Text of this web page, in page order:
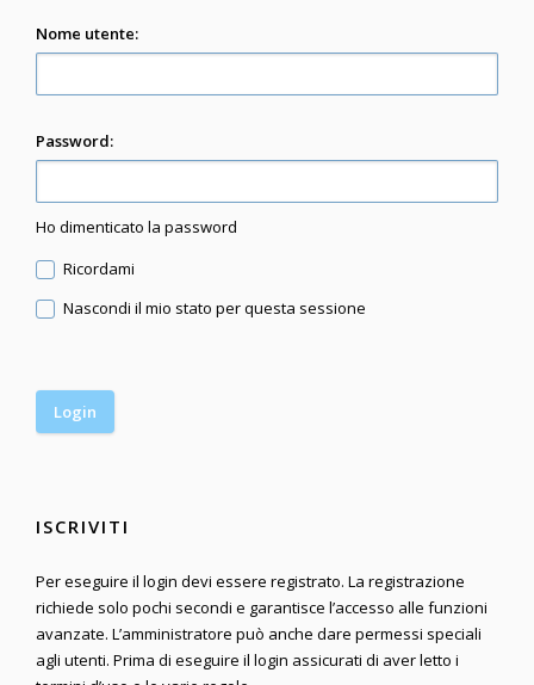
Nome utente:
Password:
Ho dimenticato la password
Ricordami
Nascondi il mio stato per questa sessione
ISCRIVITI
Per eseguire il login devi essere registrato. La registrazione
richiede solo pochi secondi e garantisce l’accesso alle funzioni
avanzate. L’amministratore può anche dare permessi speciali
agli utenti. Prima di eseguire il login assicurati di aver letto i